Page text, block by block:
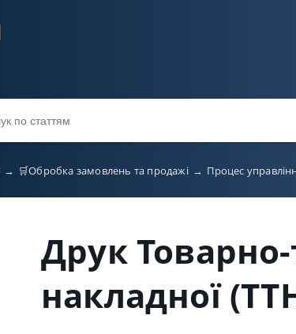
→ 🛒Обробка замовлень та продажі → Процес
Друк
накладної